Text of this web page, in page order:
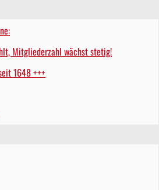
Mitgliederzahl wächst stetig!
1648 +++